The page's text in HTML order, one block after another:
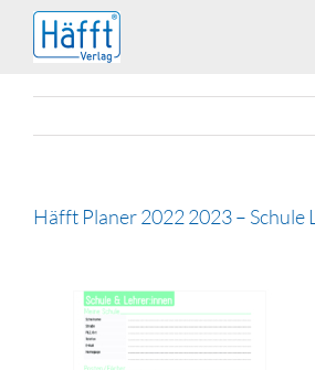
Zum
Inhalt
springen
Häfft Planer 2022 2023 – Schule